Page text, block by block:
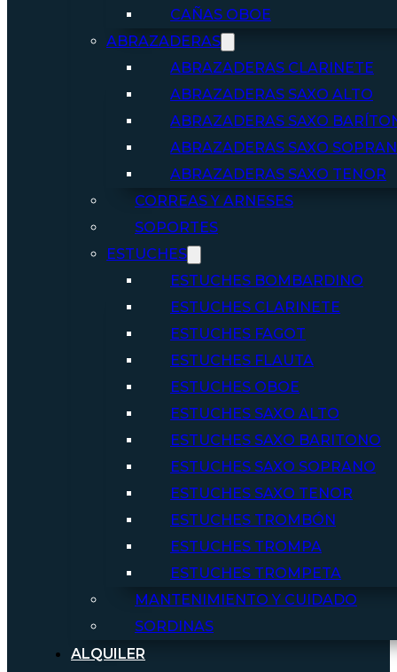
CAÑAS OBOE
ABRAZADERAS
ABRAZADERAS CLARINETE
ABRAZADERAS SAXO ALTO
ABRAZADERAS SAXO
ABRAZADERAS SAXO
ABRAZADERAS SAXO TENOR
CORREAS Y ARNESES
SOPORTES
ESTUCHES
ESTUCHES BOMBARDINO
ESTUCHES CLARINETE
ESTUCHES FAGOT
ESTUCHES FLAUTA
ESTUCHES OBOE
ESTUCHES SAXO ALTO
ESTUCHES SAXO BARITONO
ESTUCHES SAXO SOPRANO
ESTUCHES SAXO TENOR
ESTUCHES TROMBÓN
ESTUCHES TROMPA
ESTUCHES TROMPETA
MANTENIMIENTO Y CUIDADO
SORDINAS
ALQUILER